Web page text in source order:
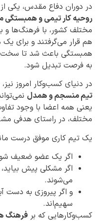
در دوران دفاع مقدس، یکی
روحیه کار تیمی و همبستگی
مختلف کشور، با فرهنگ‌ها و
هم قرار می‌گرفتند و برای
همبستگی باعث شد تا
به فرصت تبدیل شود.
در دنیای کسب‌وکار امروز
تیم منسجم و همدل
یعنی همه اعضا با وجود
مختلف، در راستای هدفی
یک تیم کاری موفق درست
اگر یک عضو ضعیف
اگر مشکلی پیش
می‌شوند.
و اگر پیروزی به دست
سهیم‌اند.
کسب‌وکارهایی که بر فرهنگ